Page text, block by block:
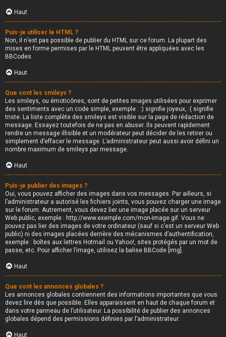
Haut
Puis-je utiliser le HTML ?
Non, il n’est pas possible de publier du HTML sur ce forum. La plupart des
mises en forme permises par le HTML peuvent être appliquées avec les
BBCodes.
Haut
Que sont les smileys ?
Les smileys, ou émoticônes, sont de petites images utilisées pour exprimer
des sentiments avec un code simple, exemple : :) signifie joyeux, :( signifie
triste. La liste complète des smileys est visible sur la page de rédaction de
message. Essayez toutefois de ne pas en abuser. Ils peuvent rapidement
rendre un message illisible et un modérateur peut décider de les retirer ou
simplement d’effacer le message. L’administrateur peut aussi avoir défini un
nombre maximum de smileys par message.
Haut
Puis-je publier des images ?
Oui, vous pouvez afficher des images dans vos messages. Par ailleurs, si
l’administrateur a autorisé les fichiers joints, vous pouvez charger une image
sur le forum. Autrement, vous devez lier une image placée sur un serveur
Web public, exemple : http://www.exemple.com/mon-image.gif. Vous ne
pouvez pas lier des images de votre ordinateur (sauf si c’est un serveur Web
public) ni des images placées derrière des mécanismes d’authentification,
exemple : boîtes aux lettres Hotmail ou Yahoo!, sites protégés par un mot de
passe, etc. Pour afficher l’image, utilisez la balise BBCode [img].
Haut
Que sont les annonces globales ?
Les annonces globales contiennent des informations importantes que vous
devez lire dès que possible. Elles apparaissent en haut de chaque forum et
dans votre panneau de l’utilisateur. La possibilité de publier des annonces
globales dépend des permissions définies par l’administrateur.
Haut